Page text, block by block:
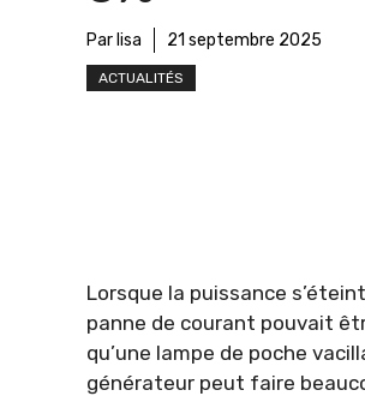
Par lisa 21 septembre 2025
ACTUALITÉS
Lorsque la puissance
panne de courant pouvait
qu’une lampe de poche
générateur peut faire